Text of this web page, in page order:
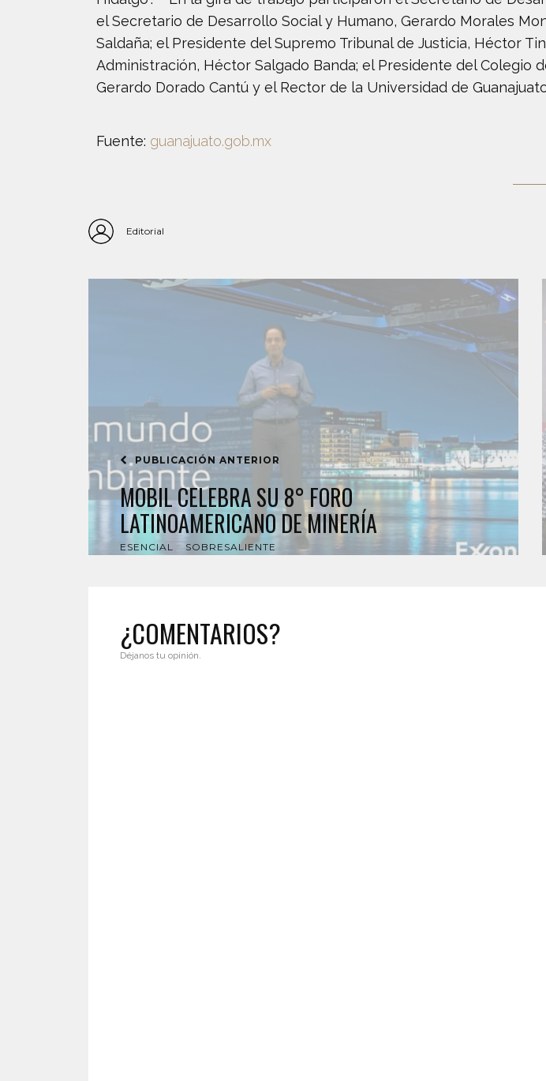
el Secretario de Desarrollo Social y Humano, Gerardo Morales
Saldaña; el Presidente del Supremo Tribunal de Justicia, Héctor
Administración, Héctor Salgado Banda; el Presidente del Colegio
Gerardo Dorado Cantú y el Rector de la Universidad de
Fuente: guanajuato.gob.mx
Editorial
PUBLICACIÓN ANTERIOR
MOBIL CELEBRA SU 8° FORO
LATINOAMERICANO DE MINERÍA
ESENCIAL SOBRESALIENTE
¿COMENTARIOS?
Déjanos tu opinión.